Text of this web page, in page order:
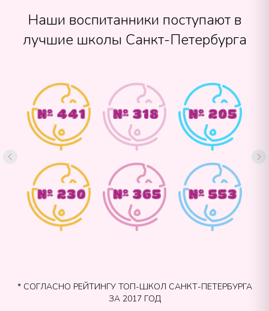
Наши воспитанники поступают в
лучшие школы Санкт-Петербурга
* СОГЛАСНО РЕЙТИНГУ ТОП-ШКОЛ САНКТ-ПЕТЕРБУРГА
ЗА 2017 ГОД